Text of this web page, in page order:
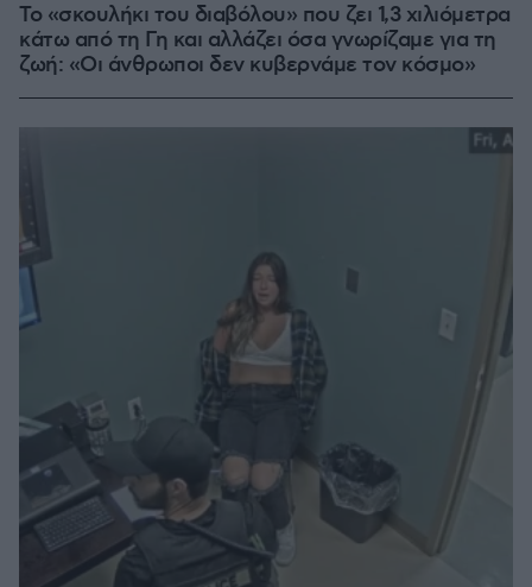
Το «σκουλήκι του διαβόλου» που ζει 1,3 χιλιόμετρα
κάτω από τη Γη και αλλάζει όσα γνωρίζαμε για τη
ζωή: «Οι άνθρωποι δεν κυβερνάμε τον κόσμο»